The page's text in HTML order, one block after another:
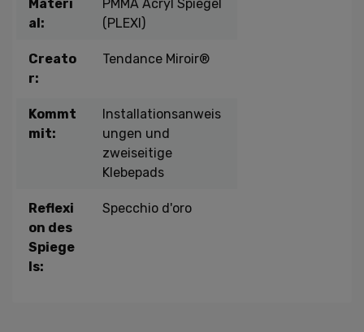
Materi
al:
PMMA Acryl Spiegel
(PLEXI)
Creato
r:
Tendance Miroir®
Kommt
mit:
Installationsanweis
ungen und
zweiseitige
Klebepads
Reflexi
on des
Spiege
ls:
Specchio d'oro